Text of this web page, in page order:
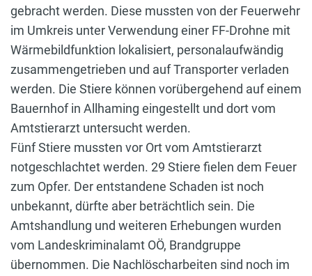
gebracht werden. Diese mussten von der Feuerwehr
im Umkreis unter Verwendung einer FF-Drohne mit
Wärmebildfunktion lokalisiert, personalaufwändig
zusammengetrieben und auf Transporter verladen
werden. Die Stiere können vorübergehend auf einem
Bauernhof in Allhaming eingestellt und dort vom
Amtstierarzt untersucht werden.
Fünf Stiere mussten vor Ort vom Amtstierarzt
notgeschlachtet werden. 29 Stiere fielen dem Feuer
zum Opfer. Der entstandene Schaden ist noch
unbekannt, dürfte aber beträchtlich sein. Die
Amtshandlung und weiteren Erhebungen wurden
vom Landeskriminalamt OÖ, Brandgruppe
übernommen. Die Nachlöscharbeiten sind noch im